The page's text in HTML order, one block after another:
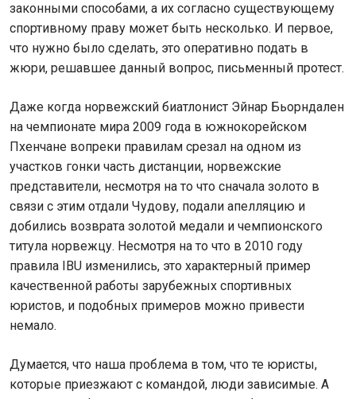
законными способами, а их согласно существующему
спортивному праву может быть несколько. И первое,
что нужно было сделать, это оперативно подать в
жюри, решавшее данный вопрос, письменный протест.
Даже когда норвежский биатлонист Эйнар Бьорндален
на чемпионате мира 2009 года в южнокорейском
Пхенчане вопреки правилам срезал на одном из
участков гонки часть дистанции, норвежские
представители, несмотря на то что сначала золото в
связи с этим отдали Чудову, подали апелляцию и
добились возврата золотой медали и чемпионского
титула норвежцу. Несмотря на то что в 2010 году
правила IBU изменились, это характерный пример
качественной работы зарубежных спортивных
юристов, и подобных примеров можно привести
немало.
Думается, что наша проблема в том, что те юристы,
которые приезжают с командой, люди зависимые. А